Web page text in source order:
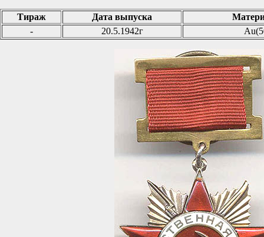
Тираж Дата выпуска
-
20.5.1942г